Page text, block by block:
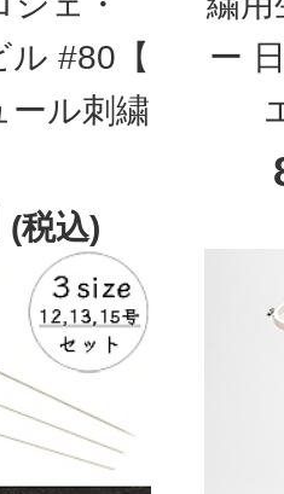
ル #80【
ール刺繍
(税込)
ー